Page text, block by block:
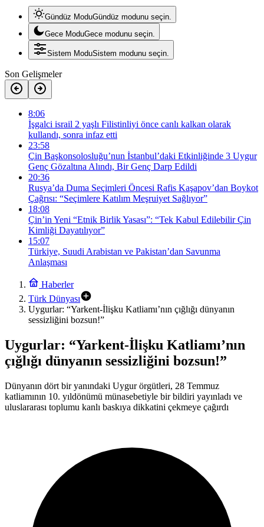
Gündüz ModuGündüz modunu seçin.
Gece ModuGece modunu seçin.
Sistem ModuSistem modunu seçin.
Son Gelişmeler
8:06
İşgalci israil 2 yaşlı Filistinliyi önce canlı kalkan olarak
kullandı, sonra infaz etti
23:58
Çin Başkonsolosluğu’nun İstanbul’daki Etkinliğinde 3 Uygur
Genç Gözaltına Alındı, Bir Genç Darp Edildi
20:36
Rusya’da Duma Seçimleri Öncesi Rafis Kaşapov’dan Boykot
Çağrısı: “Seçimlere Katılım Meşruiyet Sağlıyor”
18:08
Çin’in Yeni “Etnik Birlik Yasası”: “Tek Kabul Edilebilir Çin
Kimliği Dayatılıyor”
15:07
Türkiye, Suudi Arabistan ve Pakistan’dan Savunma
Anlaşması
Haberler
Türk Dünyası
Uygurlar: “Yarkent-İlişku Katliamı’nın çığlığı dünyanın
sessizliğini bozsun!”
Uygurlar: “Yarkent-İlişku Katliamı’nın
çığlığı dünyanın sessizliğini bozsun!”
Dünyanın dört bir yanındaki Uygur örgütleri, 28 Temmuz
katliamının 10. yıldönümü münasebetiyle bir bildiri yayınladı ve
uluslararası toplumu kanlı baskıya dikkatini çekmeye çağırdı